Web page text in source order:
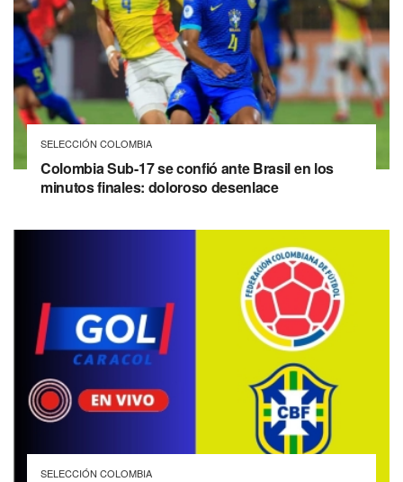
SELECCIÓN COLOMBIA
Colombia Sub-17 se confió ante Brasil en los
minutos finales: doloroso desenlace
SELECCIÓN COLOMBIA